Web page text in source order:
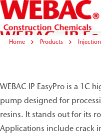
Home Products
WEBAC®IP
WEBAC IP EasyPro is a 1C
pump designed for
resins. It stands out for its
Applications include crack